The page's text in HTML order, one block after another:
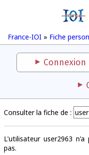
France-IOI » Fiche
Connexion
Consulter la fiche de :
L'utilisateur user2963
pas.